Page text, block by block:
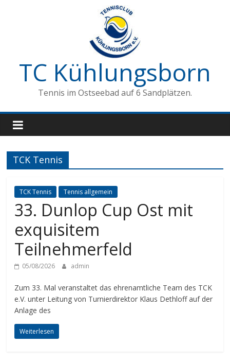
TC Kühlungsborn
Tennis im Ostseebad auf 6 Sandplätzen.
TCK Tennis
TCK Tennis Tennis allgemein
33. Dunlop Cup Ost mit
exquisitem
Teilnehmerfeld
05/08/2026 admin
Zum 33. Mal veranstaltet das ehrenamtliche Team des TCK
e.V. unter Leitung von Turnierdirektor Klaus Dethloff auf der
Anlage des
Weiterlesen